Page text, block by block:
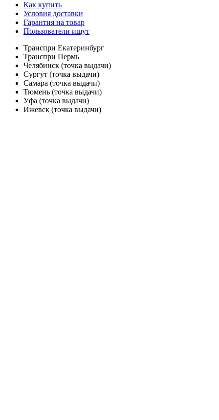
Как купить
Условия доставки
Гарантия на товар
Пользователи ищут
Транспри Екатеринбург
Транспри Пермь
Челябинск (точка выдачи)
Сургут (точка выдачи)
Самара (точка выдачи)
Тюмень (точка выдачи)
Уфа (точка выдачи)
Ижевск (точка выдачи)